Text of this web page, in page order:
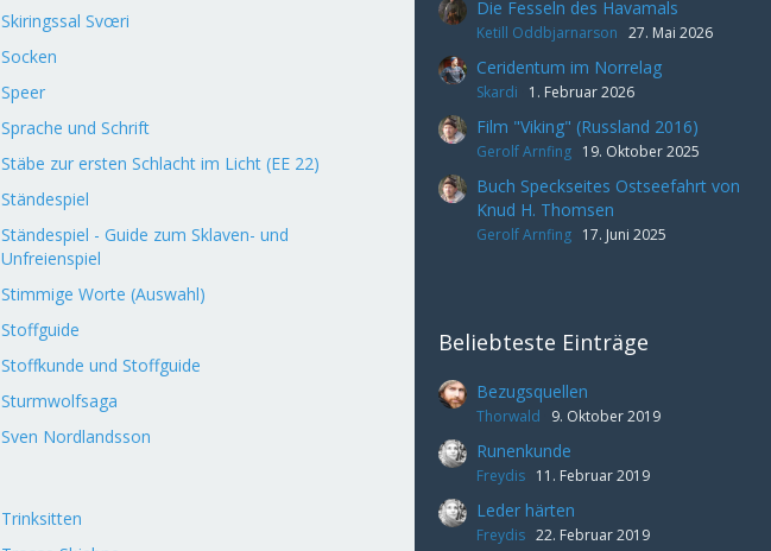
Skiringssal Svœri
Socken
Speer
Sprache und Schrift
Stäbe zur ersten Schlacht im Licht (EE 22)
Ständespiel
Ständespiel - Guide zum Sklaven- und
Unfreienspiel
Stimmige Worte (Auswahl)
Stoffguide
Stoffkunde und Stoffguide
Sturmwolfsaga
Sven Nordlandsson
Trinksitten
Die Fesseln des Havamals
Ketill Oddbjarnarson 27. Mai 2026
Ceridentum im Norrelag
Skardi 1. Februar 2026
Film "Viking" (Russland 2016)
Gerolf Arnfing 19. Oktober 2025
Buch Speckseites Ostseefahrt von
Knud H. Thomsen
Gerolf Arnfing 17. Juni 2025
Beliebteste Einträge
Bezugsquellen
Thorwald 9. Oktober 2019
Runenkunde
Freydis 11. Februar 2019
Leder härten
Freydis 22. Februar 2019